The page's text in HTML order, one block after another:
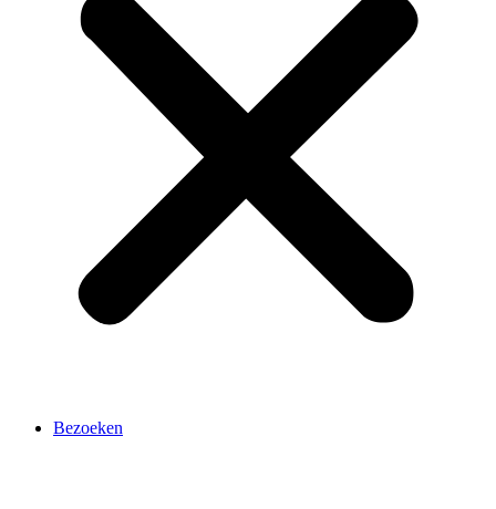
Bezoeken